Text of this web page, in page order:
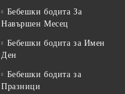
Бебешки бодита За
Навършен Месец
Бебешки бодита за Имен
Ден
Бебешки бодита за
Празници